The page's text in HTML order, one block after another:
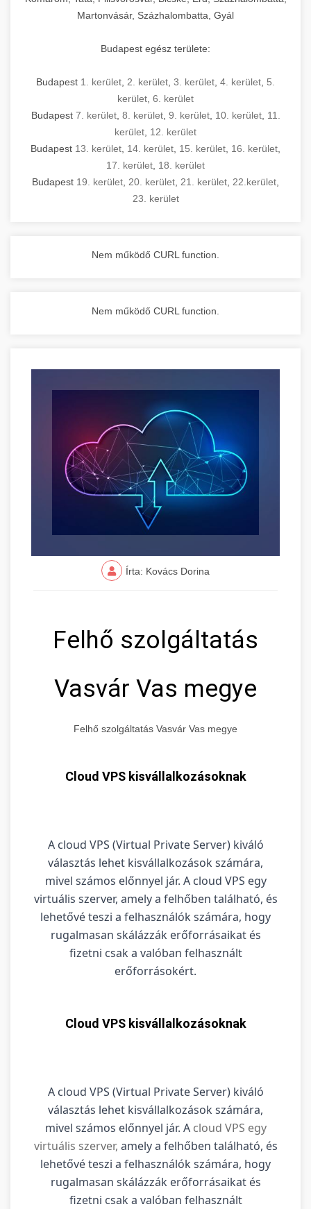
Martonvásár, Százhalombatta, Gyál
Budapest egész területe:
Budapest 1. kerület 2. kerület 3. kerület 4. kerület 5.
kerület 6. kerület
Budapest 7. kerület, 8. kerület, 9. kerület, 10. kerület, 11.
kerület 12. kerület
Budapest 13. kerület 14. kerület 15. kerület 16. kerület
17. kerület 18. kerület
Budapest 19. kerület 20. kerület 21. kerület 22.kerület
23. kerület
Nem működő CURL function.
Nem működő CURL function.
Írta: Kovács Dorina
Felhő szolgáltatás
Vasvár Vas megye
Felhő szolgáltatás Vasvár Vas megye
Cloud VPS kisvállalkozásoknak
A cloud VPS (Virtual Private Server) kiváló
választás lehet kisvállalkozások számára,
mivel számos előnnyel jár. A cloud VPS egy
virtuális szerver, amely a felhőben található, és
lehetővé teszi a felhasználók számára, hogy
rugalmasan skálázzák erőforrásaikat és
fizetni csak a valóban felhasznált
erőforrásokért.
Cloud VPS kisvállalkozásoknak
A cloud VPS (Virtual Private Server) kiváló
választás lehet kisvállalkozások számára,
mivel számos előnnyel jár. A cloud VPS egy
virtuális szerver, amely a felhőben található, és
lehetővé teszi a felhasználók számára, hogy
rugalmasan skálázzák erőforrásaikat és
fizetni csak a valóban felhasznált